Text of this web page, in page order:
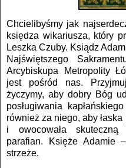
Chcielibyśmy jak
księdza wikariusza, który
Leszka Czuby. Ksiądz
Najświętszego
Arcybiskupa Metropolity
jest pośród nas.
życzymy, aby dobry Bóg
posługiwania
również za niego, aby łaska
i owocowała skuteczną
parafian. Księże Adamie
strzeże.